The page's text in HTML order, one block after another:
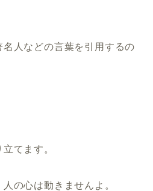
人などの言葉を引用するの
てます。
の心は動きませんよ。